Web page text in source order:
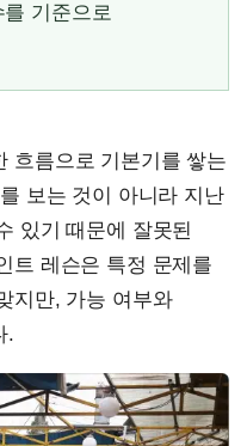
기준으로
흐름으로 기본기를 쌓는
보는 것이 아니라 지난
있기 때문에 잘못된
트 레슨은 특정 문제를
지만, 가능 여부와
.